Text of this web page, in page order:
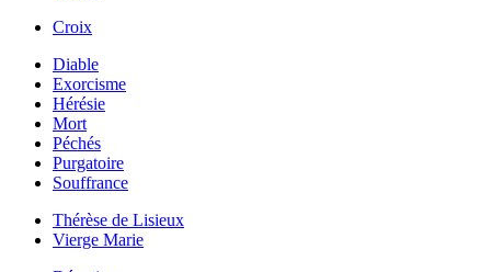
Croix
Diable
Exorcisme
Hérésie
Mort
Péchés
Purgatoire
Souffrance
Thérèse de Lisieux
Vierge Marie